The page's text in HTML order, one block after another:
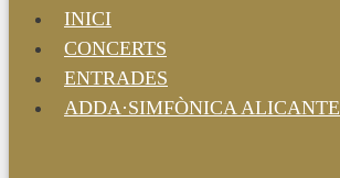
INICI
CONCERTS
ENTRADES
ADDA·SIMFÒNICA ALICANTE